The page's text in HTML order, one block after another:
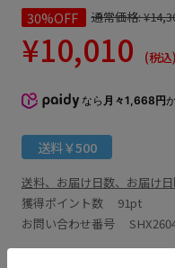
30%OFF 通常価格:
¥10,010 (税込)
なら 月々1,668円
送料￥500
送料、お届け日数、お届け
獲得ポイント数 91pt
お問い合わせ番号